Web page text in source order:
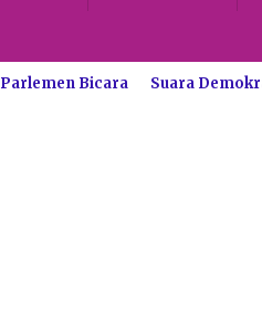
Parlemen Bicara Suara